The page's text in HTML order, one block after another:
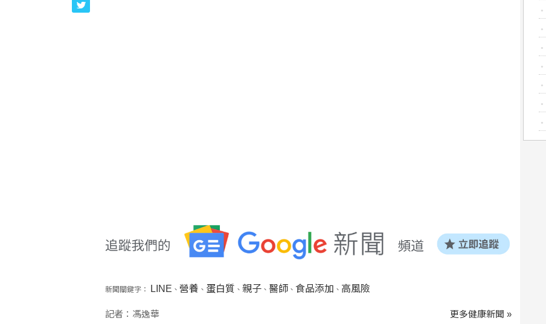
新聞關鍵字： LINE 、 營養 、 蛋白質 、 親子、 醫師、 食品添加 、 高風險
記者：馮逸華 更多健康新聞 »